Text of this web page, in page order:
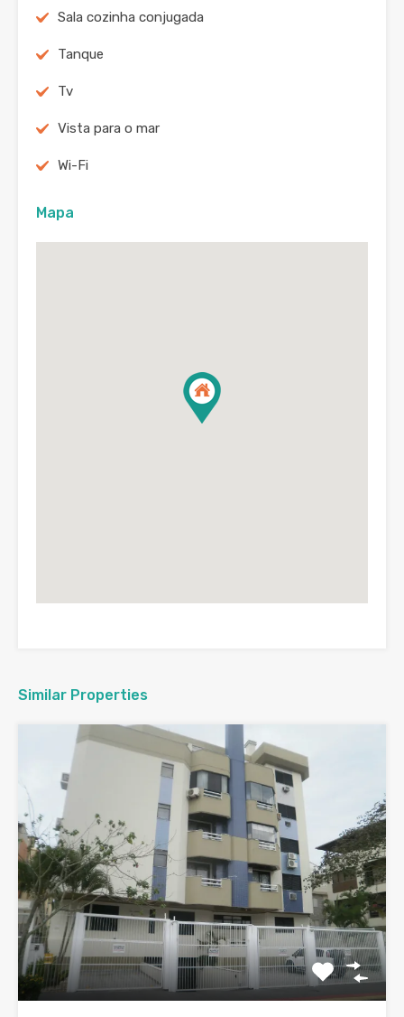
Sala cozinha conjugada
Tanque
Tv
Vista para o mar
Wi-Fi
Mapa
Similar Properties